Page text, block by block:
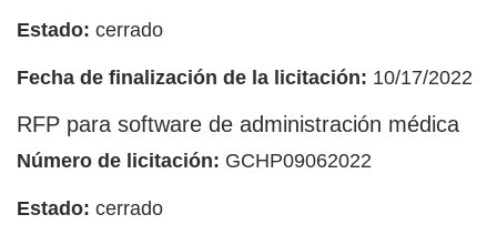
Estado: cerrado
Fecha de finalización de la licitación: 10/17/2022
RFP para software de administración médica
Número de licitación: GCHP09062022
Estado: cerrado